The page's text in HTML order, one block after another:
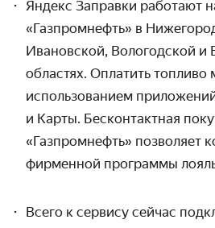
Яндекс Заправки работают
«Газпромнефть» в
Ивановской, Вологодской и
областях. Оплатить
использованием
и Карты. Бесконтактная
«Газпромнефть» позволяет
фирменной программы
Всего к сервису сейчас